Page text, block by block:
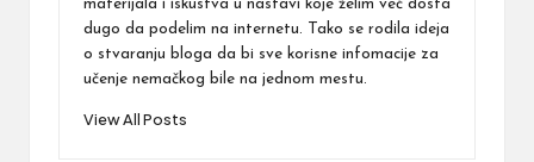
materijala i iskustva u nastavi koje želim već dosta
dugo da podelim na internetu. Tako se rodila ideja
o stvaranju bloga da bi sve korisne infomacije za
učenje nemačkog bile na jednom mestu.
View All Posts